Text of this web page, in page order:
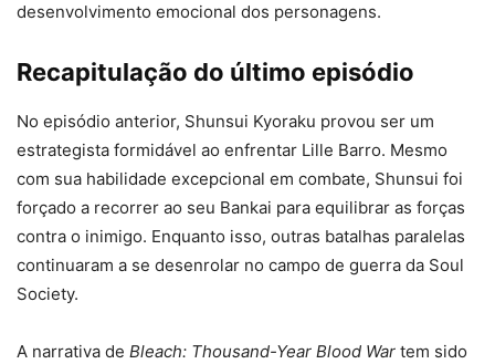
desenvolvimento emocional dos personagens.
Recapitulação do último episódio
No episódio anterior, Shunsui Kyoraku provou ser um
estrategista formidável ao enfrentar Lille Barro. Mesmo
com sua habilidade excepcional em combate, Shunsui foi
forçado a recorrer ao seu Bankai para equilibrar as forças
contra o inimigo. Enquanto isso, outras batalhas paralelas
continuaram a se desenrolar no campo de guerra da Soul
Society.
A narrativa de Bleach: Thousand-Year Blood War tem sido